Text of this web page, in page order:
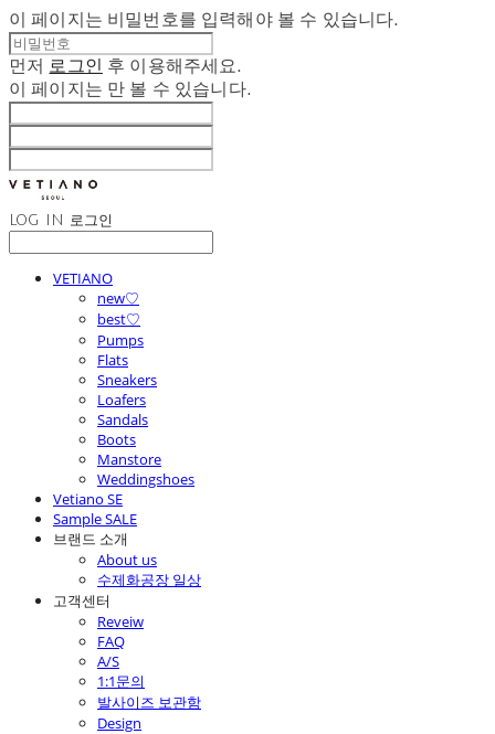
이 페이지는 비밀번호를 입력해야 볼 수 있습니다.
먼저 로그인 후 이용해주세요.
이 페이지는 만 볼 수 있습니다.
LOG IN 로그인
VETIANO
new♡
best♡
Pumps
Flats
Sneakers
Loafers
Sandals
Boots
Manstore
Weddingshoes
Vetiano SE
Sample SALE
브랜드 소개
About us
수제화공장 일상
고객센터
Reveiw
FAQ
A/S
1:1문의
발사이즈 보관함
Design